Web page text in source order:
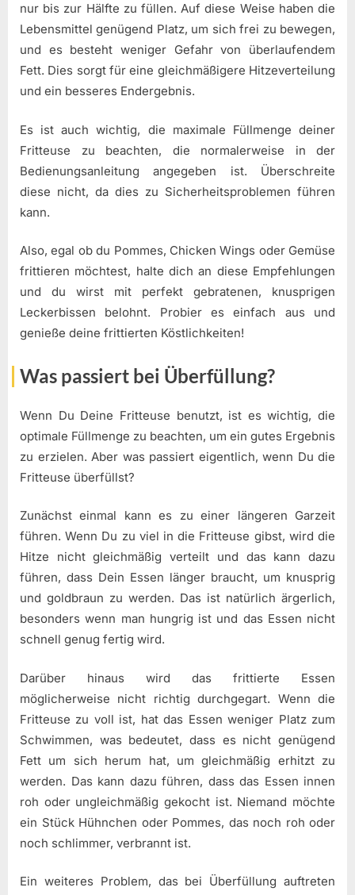
nur bis zur Hälfte zu füllen. Auf diese Weise haben die
Lebensmittel genügend Platz, um sich frei zu bewegen,
und es besteht weniger Gefahr von überlaufendem
Fett. Dies sorgt für eine gleichmäßigere Hitzeverteilung
und ein besseres Endergebnis.
Es ist auch wichtig, die maximale Füllmenge deiner
Fritteuse zu beachten, die normalerweise in der
Bedienungsanleitung angegeben ist. Überschreite
diese nicht, da dies zu Sicherheitsproblemen führen
kann.
Also, egal ob du Pommes, Chicken Wings oder Gemüse
frittieren möchtest, halte dich an diese Empfehlungen
und du wirst mit perfekt gebratenen, knusprigen
Leckerbissen belohnt. Probier es einfach aus und
genieße deine frittierten Köstlichkeiten!
Was passiert bei Überfüllung?
Wenn Du Deine Fritteuse benutzt, ist es wichtig, die
optimale Füllmenge zu beachten, um ein gutes Ergebnis
zu erzielen. Aber was passiert eigentlich, wenn Du die
Fritteuse überfüllst?
Zunächst einmal kann es zu einer längeren Garzeit
führen. Wenn Du zu viel in die Fritteuse gibst, wird die
Hitze nicht gleichmäßig verteilt und das kann dazu
führen, dass Dein Essen länger braucht, um knusprig
und goldbraun zu werden. Das ist natürlich ärgerlich,
besonders wenn man hungrig ist und das Essen nicht
schnell genug fertig wird.
Darüber hinaus wird das frittierte Essen
möglicherweise nicht richtig durchgegart. Wenn die
Fritteuse zu voll ist, hat das Essen weniger Platz zum
Schwimmen, was bedeutet, dass es nicht genügend
Fett um sich herum hat, um gleichmäßig erhitzt zu
werden. Das kann dazu führen, dass das Essen innen
roh oder ungleichmäßig gekocht ist. Niemand möchte
ein Stück Hühnchen oder Pommes, das noch roh oder
noch schlimmer, verbrannt ist.
Ein weiteres Problem, das bei Überfüllung auftreten